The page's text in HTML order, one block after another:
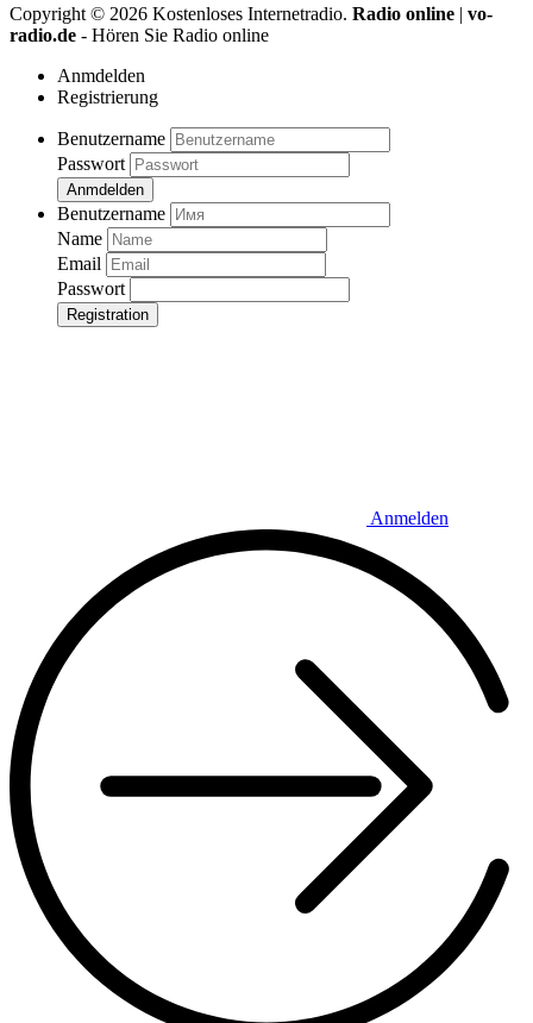
Copyright © 2026 Kostenloses Internetradio. Radio online | vo-
radio.de - Hören Sie Radio online
Anmdelden
Registrierung
Benutzername
Passwort
Anmdelden
Benutzername
Name
Email
Passwort
Registration
Anmelden